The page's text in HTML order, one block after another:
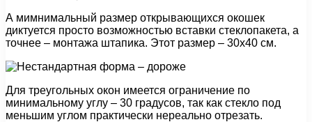
А мимнимальный размер открывающихся окошек
диктуется просто возможностью вставки стеклопакета, а
точнее – монтажа штапика. Этот размер – 30х40 см.
Для треугольных окон имеется ограничение по
минимальному углу – 30 градусов, так как стекло под
меньшим углом практически нереально отрезать.